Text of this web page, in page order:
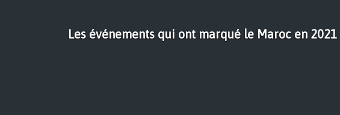
Les événements qui ont marqué le Maroc en 2021